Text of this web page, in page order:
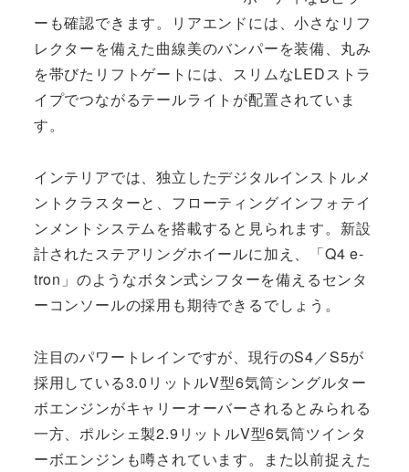
ーも確認できます。リアエンドには、小さなリフ
レクターを備えた曲線美のバンパーを装備、丸み
を帯びたリフトゲートには、スリムなLEDストラ
イプでつながるテールライトが配置されていま
す。
インテリアでは、独立したデジタルインストルメ
ントクラスターと、フローティングインフォテイ
ンメントシステムを搭載すると見られます。新設
計されたステアリングホイールに加え、「Q4 e-
tron」のようなボタン式シフターを備えるセンタ
ーコンソールの採用も期待できるでしょう。
注目のパワートレインですが、現行のS4／S5が
採用している3.0リットルV型6気筒シングルター
ボエンジンがキャリーオーバーされるとみられる
一方、ポルシェ製2.9リットルV型6気筒ツインタ
ーボエンジンも噂されています。また以前捉えた